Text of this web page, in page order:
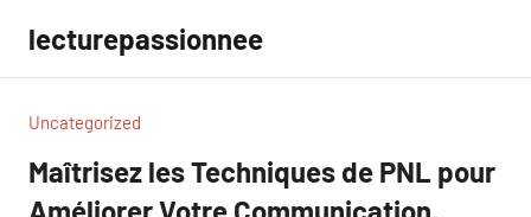
contenu
lecturepassionnee
Uncategorized
Maîtrisez les Techniques de PNL pour